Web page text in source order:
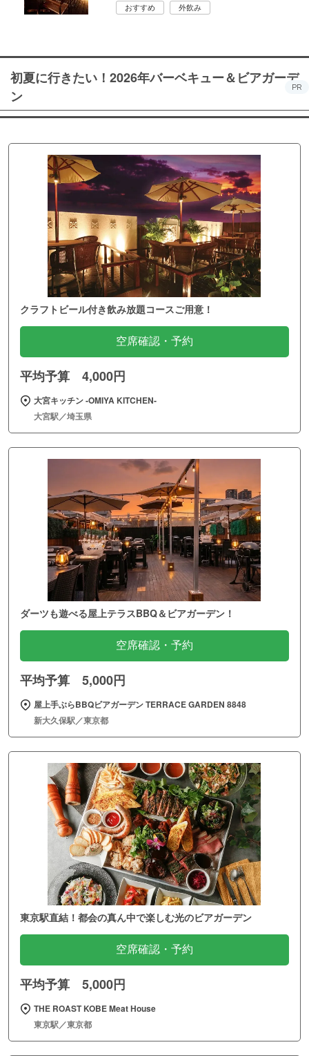
おすすめ 外飲み
初夏に行きたい！2026年バーベキュー＆ビアガーデ
ン
PR
クラフトビール付き飲み放題コースご用意！
空席確認・予約
平均予算 4,000円
大宮キッチン ‐OMIYA KITCHEN‐
大宮駅／埼玉県
ダーツも遊べる屋上テラスBBQ＆ビアガーデン！
空席確認・予約
平均予算 5,000円
屋上手ぶらBBQビアガーデン TERRACE GARDEN 8848
新大久保駅／東京都
東京駅直結！都会の真ん中で楽しむ光のビアガーデン
空席確認・予約
平均予算 5,000円
THE ROAST KOBE Meat House
東京駅／東京都